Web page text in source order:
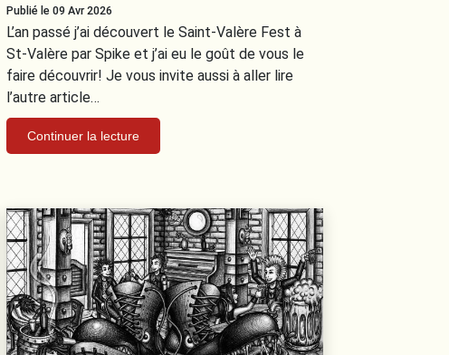
Publié le 09 Avr 2026
L’an passé j’ai découvert le Saint-Valère Fest à
St-Valère par Spike et j’ai eu le goût de vous le
faire découvrir! Je vous invite aussi à aller lire
l’autre article…
Continuer la lecture